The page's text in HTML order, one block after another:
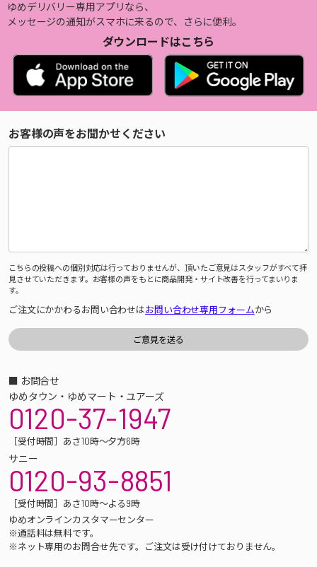
ゆめデリバリー専用アプリなら、
メッセージの通知がスマホに来るので、さらに便利。
ダウンロードはこちら
お客様の声をお聞かせください
こちらの投稿への個別対応は行っておりませんが、頂いたご意見はスタッフがすべて拝
見させていただきます。お客様の声をもとに商品開発・サイト改善を行ってまいりま
す。
ご注文にかかわるお問い合わせはお問い合わせ専用フォームから
■ お問合せ
ゆめタウン・ゆめマート・ユアーズ
0120-37-1947
［受付時間］あさ10時～夕方6時
サニー
0120-93-8851
［受付時間］あさ10時～よる9時
ゆめオンラインカスタマーセンター
※通話料は無料です。
※ネット専用のお問合せ先です。ご注文は受け付けておりません。